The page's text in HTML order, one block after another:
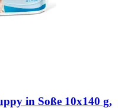
in Soße 10x140 g,